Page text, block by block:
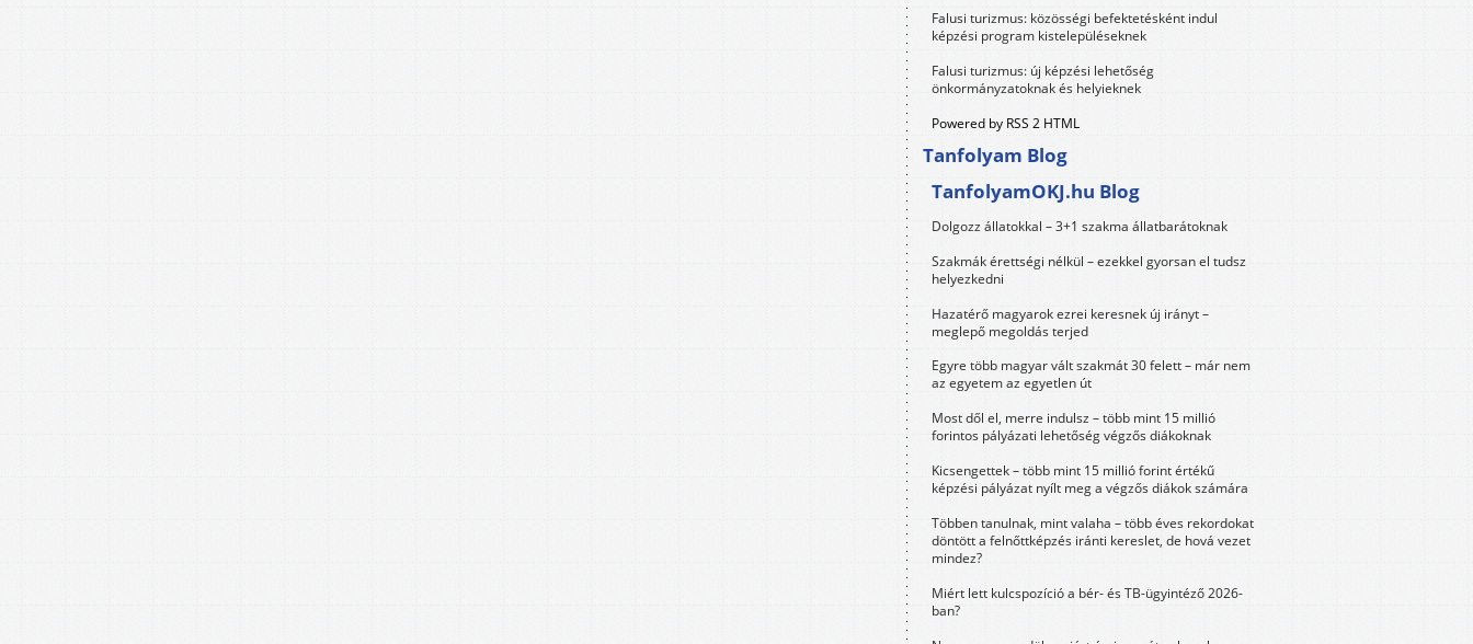
Falusi turizmus: közösségi befektetésként indul
képzési program kistelepüléseknek
Falusi turizmus: új képzési lehetőség
önkormányzatoknak és helyieknek
Powered by RSS 2 HTML
Tanfolyam Blog
TanfolyamOKJ.hu Blog
Dolgozz állatokkal – 3+1 szakma állatbarátoknak
Szakmák érettségi nélkül – ezekkel gyorsan el tudsz
helyezkedni
Hazatérő magyarok ezrei keresnek új irányt –
meglepő megoldás terjed
Egyre több magyar vált szakmát 30 felett – már nem
az egyetem az egyetlen út
Most dől el, merre indulsz – több mint 15 millió
forintos pályázati lehetőség végzős diákoknak
Kicsengettek – több mint 15 millió forint értékű
képzési pályázat nyílt meg a végzős diákok számára
Többen tanulnak, mint valaha – több éves rekordokat
döntött a felnőttképzés iránti kereslet, de hová vezet
mindez?
Miért lett kulcspozíció a bér- és TB-ügyintéző 2026-
ban?